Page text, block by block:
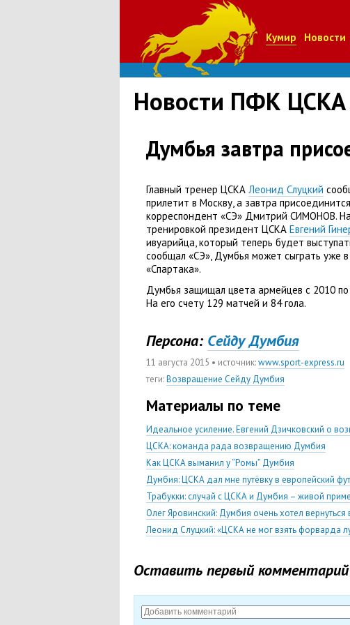
Кумир Новости
Новости ПФК ЦСКА
Думбья завтра
Главный тренер ЦСКА Леонид Слуцкий
прилетит в Москву, а завтра
корреспондент «СЭ» Дмитрий СИМОНОВ.
тренировкой президент ЦСКА Евгений
ивуарийца, который теперь будет
сообщал «СЭ», Думбья может сыграть уже
«Спартака».
Думбья защищал цвета армейцев с 2010
На его счету 129 матчей и 84 гола.
Персона: Cейду Думбия
11 августа 2015 • источник:www.sport-express.ru
теги:Возвращение Сейду Думбия
Материалы по теме
Идеальное усиление. Евгений Дзичковский о
ЦСКА: команда рада возвращению Думбия
Как ЦСКА выманил у “Ромы” Думбия
Думбия: ЦСКА дал мне путёвку в европейский
Трабукки: случай с ЦСКА и Думбия – живой
Олег Яровинский: Думбия очень хотел
Леонид Слуцкий: «ЦСКА не мог взять форварда
Оставить первый комментарий